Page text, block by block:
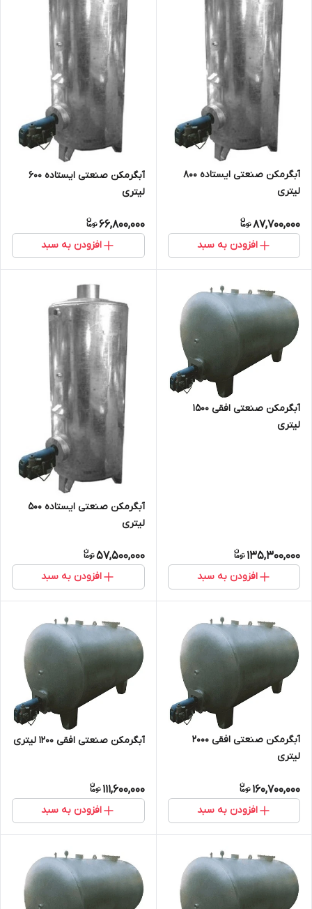
آبگرمکن صنعتی ایستاده 800
لیتری
87,700,000
افزودن به سبد
آبگرمکن صنعتی ایستاده 600
لیتری
66,800,000
افزودن به سبد
آبگرمکن صنعتی افقی 1500
لیتری
135,300,000
افزودن به سبد
آبگرمکن صنعتی ایستاده 500
لیتری
57,500,000
افزودن به سبد
آبگرمکن صنعتی افقی 2000
لیتری
160,700,000
افزودن به سبد
آبگرمکن صنعتی افقی 1200 لیتری
111,600,000
افزودن به سبد